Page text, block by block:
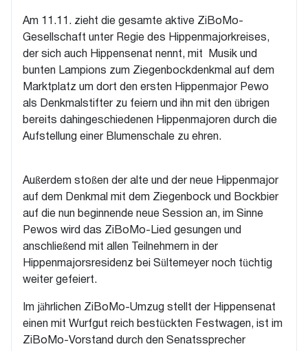
Am 11.11. zieht die gesamte aktive ZiBoMo-
Gesellschaft unter Regie des Hippenmajorkreises,
der sich auch Hippensenat nennt, mit Musik und
bunten Lampions zum Ziegenbockdenkmal auf dem
Marktplatz um dort den ersten Hippenmajor Pewo
als Denkmalstifter zu feiern und ihn mit den übrigen
bereits dahingeschiedenen Hippenmajoren durch die
Aufstellung einer Blumenschale zu ehren.
Außerdem stoßen der alte und der neue Hippenmajor
auf dem Denkmal mit dem Ziegenbock und Bockbier
auf die nun beginnende neue Session an, im Sinne
Pewos wird das ZiBoMo-Lied gesungen und
anschließend mit allen Teilnehmern in der
Hippenmajorsresidenz bei Sültemeyer noch tüchtig
weiter gefeiert.
Im jährlichen ZiBoMo-Umzug stellt der Hippensenat
einen mit Wurfgut reich bestückten Festwagen, ist im
ZiBoMo-Vorstand durch den Senatssprecher